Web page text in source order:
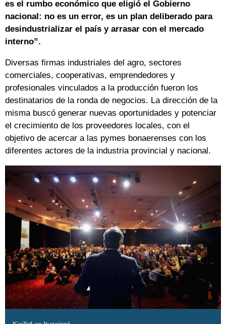
es el rumbo económico que eligió el Gobierno
nacional: no es un error, es un plan deliberado para
desindustrializar el país y arrasar con el mercado
interno”.
Diversas firmas industriales del agro, sectores
comerciales, cooperativas, emprendedores y
profesionales vinculados a la producción fueron los
destinatarios de la ronda de negocios. La dirección de la
misma buscó generar nuevas oportunidades y potenciar
el crecimiento de los proveedores locales, con el
objetivo de acercar a las pymes bonaerenses con los
diferentes actores de la industria provincial y nacional.